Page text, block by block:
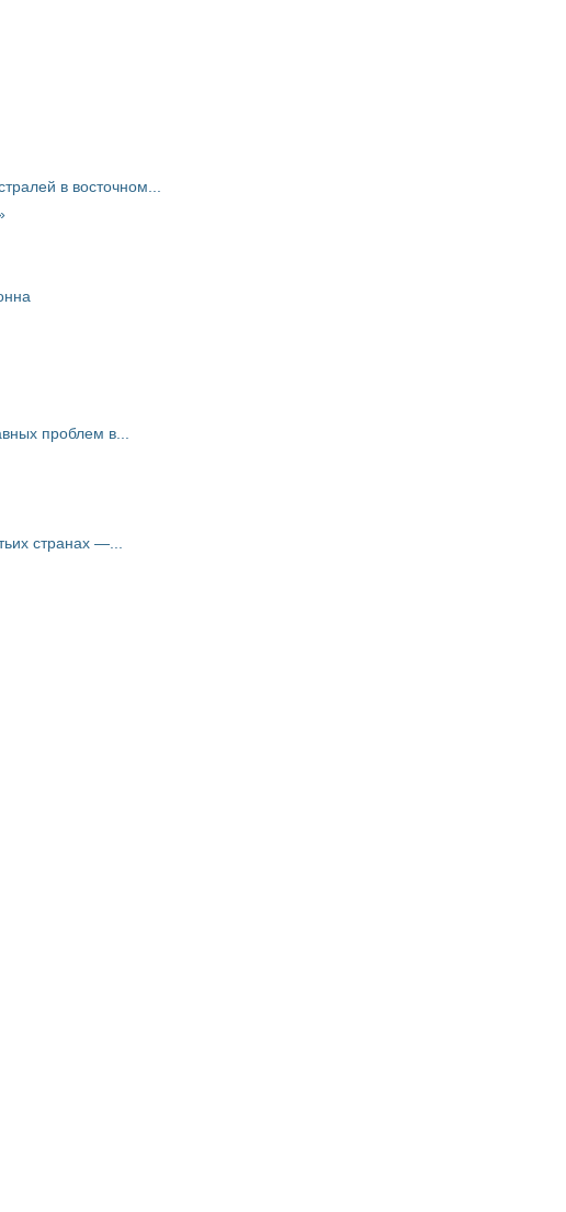
в восточном...
проблем в...
странах —...